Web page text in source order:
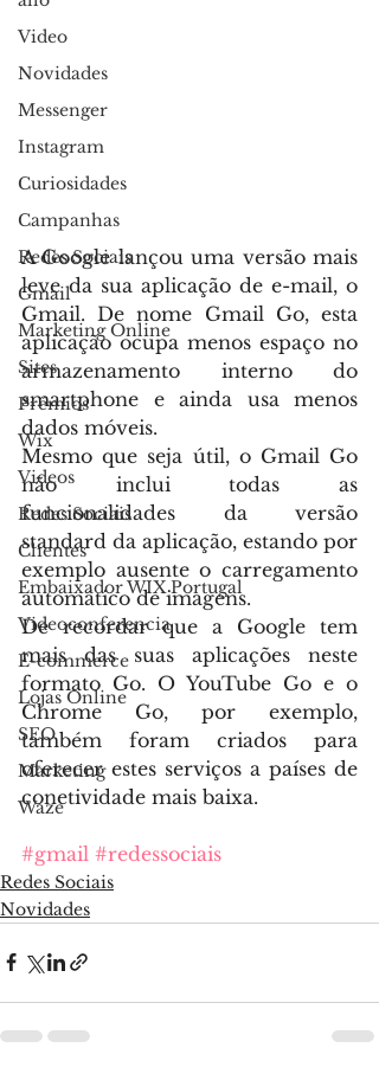
Video
Novidades
Messenger
Instagram
Curiosidades
Campanhas
Redes Sociais
Gmail
Marketing Online
Sites
Prémios
Wix
Videos
Redes Sociais
Clientes
Embaixador WIX Portugal
Videoconferencia
E-commerce
Lojas Online
SEO
Marketing
Waze
A Google lançou uma versão mais
leve da sua aplicação de e-mail, o
Gmail. De nome Gmail Go, esta
aplicação ocupa menos espaço no
armazenamento interno do
smartphone e ainda usa menos
dados móveis.
Mesmo que seja útil, o Gmail Go
não inclui todas as
funcionalidades da versão
standard da aplicação, estando por
exemplo ausente o carregamento
automático de imagens.
De recordar que a Google tem
mais das suas aplicações neste
formato Go. O YouTube Go e o
Chrome Go, por exemplo,
também foram criados para
oferecer estes serviços a países de
conetividade mais baixa.
#gmail #redessociais
Redes Sociais
Novidades